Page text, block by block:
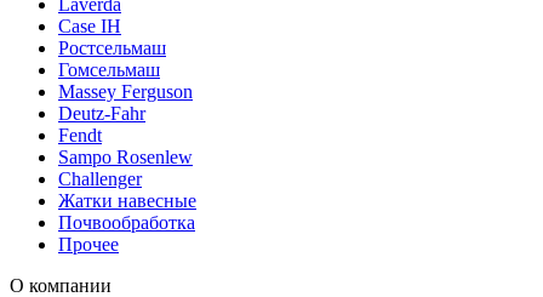
Case IH
Ростсельмаш
Гомсельмаш
Massey Ferguson
Deutz-Fahr
Fendt
Sampo Rosenlew
Challenger
Жатки навесные
Почвообработка
Прочее
О компании